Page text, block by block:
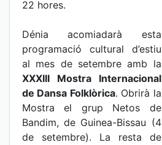
22 hores.
Dénia acomiadarà esta
programació cultural d’estiu
al mes de setembre amb la
XXXIII Mostra Internacional
de Dansa Folklòrica. Obrirà la
Mostra el grup Netos de
Bandim, de Guinea-Bissau (4
de setembre). La resta de